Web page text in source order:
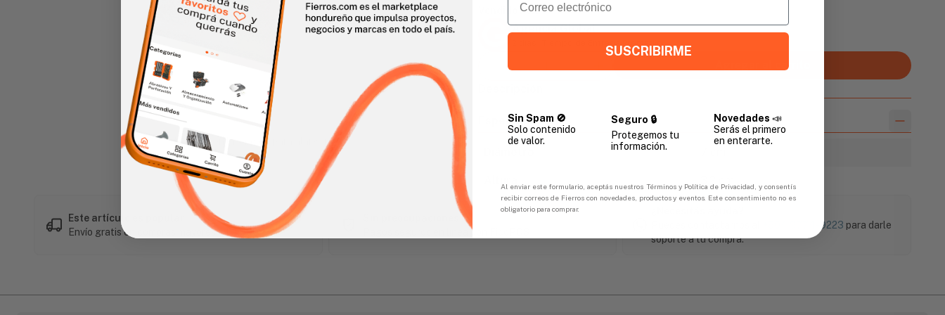
Haz clic en la imagen para alargar
Vendido Por:
Agencia Global
Agregar al carrito
Especificaciones
Este artículo es popular
Envío gratis en compras mayores a L 1,500
Pagos seguros en línea con FicoPOS
+504 9774-9223 para darle
soporte a tu compra.
SUSCRIBIRME
Sin Spam 🚫
Solo contenido
de valor.
Seguro 🔒
Protegemos tu
información.
Novedades📣
Serás el primero
en enterarte.
Al enviar este formulario, aceptás nuestros Términos y Política de Privacidad, y consentís
recibir correos de Fierros con novedades, productos y eventos. Este consentimiento no es
obligatorio para comprar.